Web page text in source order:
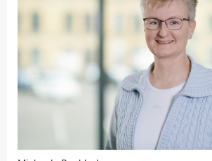
Ingenieurwissenschaften
Fakultät Management,
Kultur und Technik
Fakultät Wirtschafts- und
Sozialwissenschaften
Forschung, Kooperation,
Drittmittel